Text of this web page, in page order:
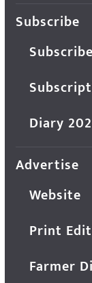
Subscribe
Diary
Advertise
Website
Print
Farmer